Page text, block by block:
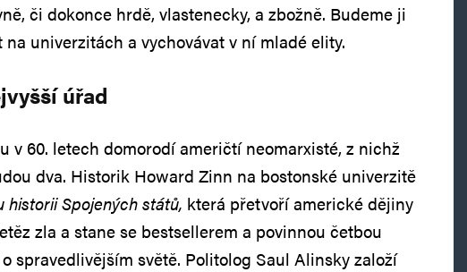
či dokonce hrdě, vlastenecky, a zbožně. Budeme ji
na univerzitách a vychovávat v ní mladé elity.
úřad
v 60. letech domorodí američtí neomarxisté, z nichž
dva. Historik Howard Zinn na bostonské univerzitě
historii Spojených států, která přetvoří americké dějiny
zla a stane se bestsellerem a povinnou četbou
spravedlivějším světě. Politolog Saul Alinsky založí